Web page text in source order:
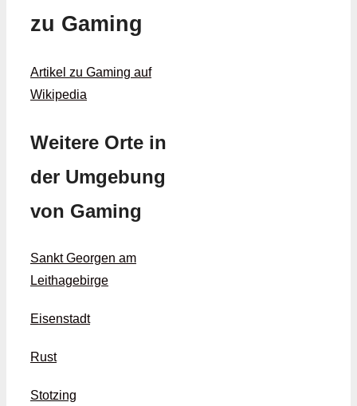
zu Gaming
Artikel zu Gaming auf
Wikipedia
Weitere Orte in
der Umgebung
von Gaming
Sankt Georgen am
Leithagebirge
Eisenstadt
Rust
Stotzing